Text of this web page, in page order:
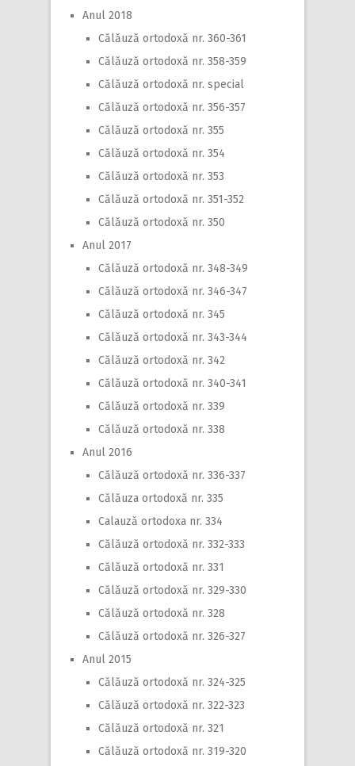
Anul 2018
Călăuză ortodoxă nr. 360-361
Călăuză ortodoxă nr. 358-359
Călăuză ortodoxă nr. special
Călăuză ortodoxă nr. 356-357
Călăuză ortodoxă nr. 355
Călăuză ortodoxă nr. 354
Călăuză ortodoxă nr. 353
Călăuză ortodoxă nr. 351-352
Călăuză ortodoxă nr. 350
Anul 2017
Călăuză ortodoxă nr. 348-349
Călăuză ortodoxă nr. 346-347
Călăuză ortodoxă nr. 345
Călăuză ortodoxă nr. 343-344
Călăuză ortodoxă nr. 342
Călăuză ortodoxă nr. 340-341
Călăuză ortodoxă nr. 339
Călăuză ortodoxă nr. 338
Anul 2016
Călăuză ortodoxă nr. 336-337
Călăuza ortodoxă nr. 335
Calauză ortodoxa nr. 334
Călăuză ortodoxă nr. 332-333
Călăuză ortodoxă nr. 331
Călăuză ortodoxă nr. 329-330
Călăuză ortodoxă nr. 328
Călăuză ortodoxă nr. 326-327
Anul 2015
Călăuză ortodoxă nr. 324-325
Călăuză ortodoxă nr. 322-323
Călăuză ortodoxă nr. 321
Călăuză ortodoxă nr. 319-320